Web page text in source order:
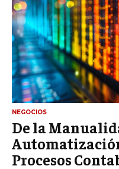
NEGOCIOS
De la
Procesos